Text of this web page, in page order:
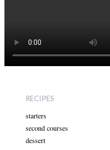
RECIPES
starters
second courses
dessert